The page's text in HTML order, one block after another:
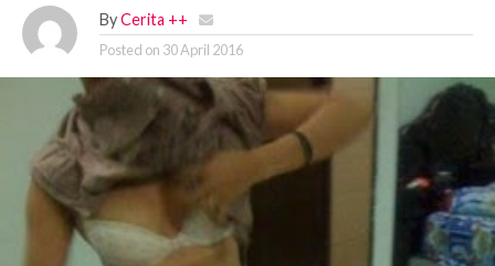
By Cerita ++
Posted on 30 April 2016